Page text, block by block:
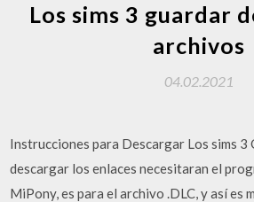
Los sims 3 guardar
archivos
04.02.2021
Instrucciones para Descargar Los sims 3
descargar los enlaces necesitaran el
MiPony, es para el archivo .DLC, y así es